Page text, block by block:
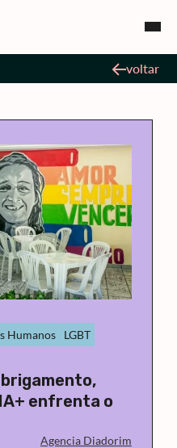
voltar
Humanos
LGBT
enfrenta o
Agencia Diadorim